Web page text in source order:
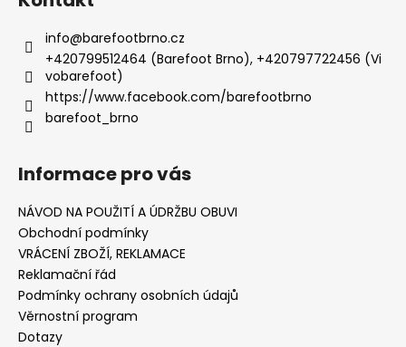
info@barefootbrno.cz
+420799512464 (Barefoot Brno), +420797722456 (Vi
vobarefoot)
https://www.facebook.com/barefootbrno
barefoot_brno
Informace pro vás
NÁVOD NA POUŽITÍ A ÚDRŽBU OBUVI
Obchodní podmínky
VRÁCENÍ ZBOŽÍ, REKLAMACE
Reklamační řád
Podmínky ochrany osobních údajů
Věrnostní program
Dotazy